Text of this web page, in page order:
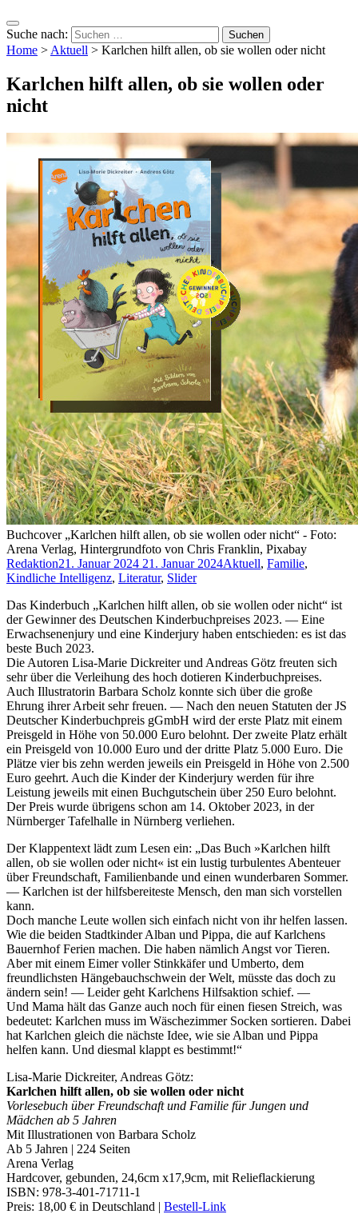
Suche nach:
Home > Aktuell > Karlchen hilft allen, ob sie wollen oder nicht
Karlchen hilft allen, ob sie wollen oder
nicht
Buchcover „Karlchen hilft allen, ob sie wollen oder nicht“ - Foto:
Arena Verlag, Hintergrundfoto von Chris Franklin, Pixabay
Redaktion21. Januar 2024 21. Januar 2024Aktuell, Familie,
Kindliche Intelligenz, Literatur, Slider
Das Kinderbuch „Karlchen hilft allen, ob sie wollen oder nicht“ ist
der Gewinner des Deutschen Kinderbuchpreises 2023. — Eine
Erwachsenenjury und eine Kinderjury haben entschieden: es ist das
beste Buch 2023.
Die Autoren Lisa-Marie Dickreiter und Andreas Götz freuten sich
sehr über die Verleihung des hoch dotieren Kinderbuchpreises.
Auch Illustratorin Barbara Scholz konnte sich über die große
Ehrung ihrer Arbeit sehr freuen. — Nach den neuen Statuten der JS
Deutscher Kinderbuchpreis gGmbH wird der erste Platz mit einem
Preisgeld in Höhe von 50.000 Euro belohnt. Der zweite Platz erhält
ein Preisgeld von 10.000 Euro und der dritte Platz 5.000 Euro. Die
Plätze vier bis zehn werden jeweils ein Preisgeld in Höhe von 2.500
Euro geehrt. Auch die Kinder der Kinderjury werden für ihre
Leistung jeweils mit einen Buchgutschein über 250 Euro belohnt.
Der Preis wurde übrigens schon am 14. Oktober 2023, in der
Nürnberger Tafelhalle in Nürnberg verliehen.
Der Klappentext lädt zum Lesen ein: „Das Buch »Karlchen hilft
allen, ob sie wollen oder nicht« ist ein lustig turbulentes Abenteuer
über Freundschaft, Familienbande und einen wunderbaren Sommer.
— Karlchen ist der hilfsbereiteste Mensch, den man sich vorstellen
kann.
Doch manche Leute wollen sich einfach nicht von ihr helfen lassen.
Wie die beiden Stadtkinder Alban und Pippa, die auf Karlchens
Bauernhof Ferien machen. Die haben nämlich Angst vor Tieren.
Aber mit einem Eimer voller Stinkkäfer und Umberto, dem
freundlichsten Hängebauchschwein der Welt, müsste das doch zu
ändern sein! — Leider geht Karlchens Hilfsaktion schief. —
Und Mama hält das Ganze auch noch für einen fiesen Streich, was
bedeutet: Karlchen muss im Wäschezimmer Socken sortieren. Dabei
hat Karlchen gleich die nächste Idee, wie sie Alban und Pippa
helfen kann. Und diesmal klappt es bestimmt!“
Lisa-Marie Dickreiter, Andreas Götz:
Karlchen hilft allen, ob sie wollen oder nicht
Vorlesebuch über Freundschaft und Familie für Jungen und
Mädchen ab 5 Jahren
Mit Illustrationen von Barbara Scholz
Ab 5 Jahren | 224 Seiten
Arena Verlag
Hardcover, gebunden, 24,6cm x17,9cm, mit Relieflackierung
ISBN: 978-3-401-71711-1
Preis: 18,00 € in Deutschland | Bestell-Link